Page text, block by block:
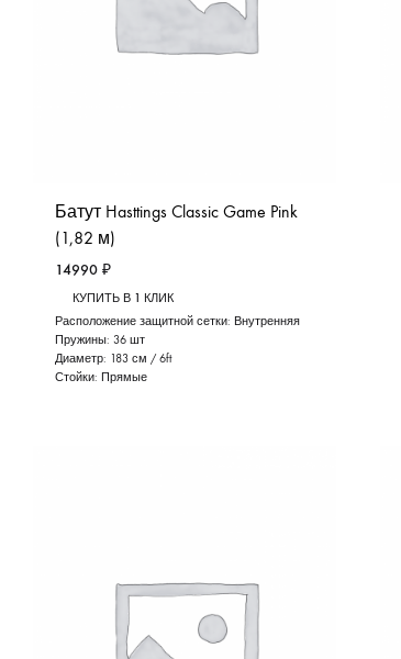
Батут Hasttings Classic Game Pink
(1,82 м)
14990 ₽
КУПИТЬ В 1 КЛИК
Расположение защитной сетки: Внутренняя
Пружины: 36 шт
Диаметр: 183 см / 6ft
Стойки: Прямые